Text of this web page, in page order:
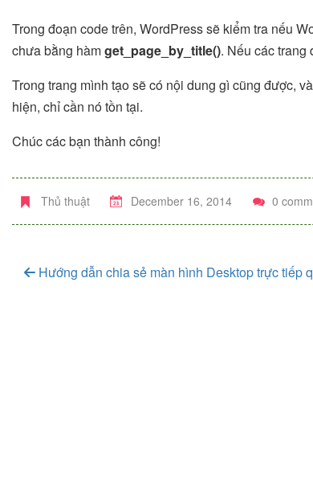
Trong đoạn code trên, WordPress sẽ kiểm tra nếu
chưa bằng hàmget_page_by_title(). Nếu các trang
Trong trang mình tạo sẽ có nội dung gì cũng được,
hiện, chỉ cần nó tồn tại.
Chúc các bạn thành công!
Thủ thuật December 16, 2014 0
Hướng dẫn chia sẻ màn hình Desktop trực tiếp